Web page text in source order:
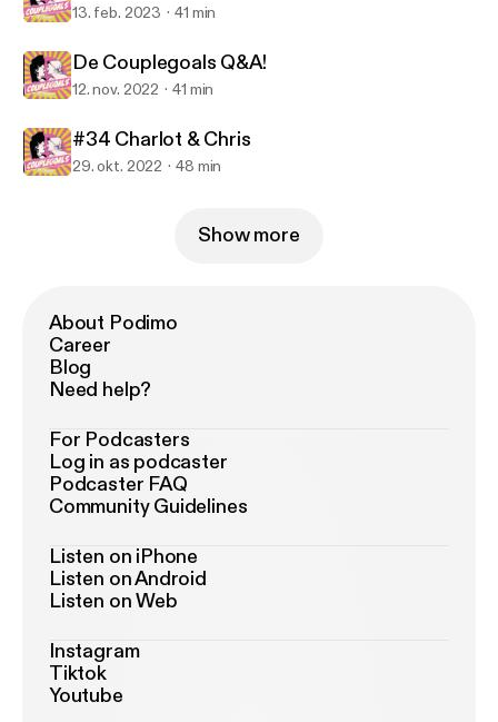
13. feb. 2023 41 min
De Couplegoals Q&A!
12. nov. 2022 41 min
#34 Charlot & Chris
29. okt. 2022 48 min
Show more
About Podimo
Career
Blog
Need help?
For Podcasters
Log in as podcaster
Podcaster FAQ
Community Guidelines
Listen on iPhone
Listen on Android
Listen on Web
Instagram
Tiktok
Youtube